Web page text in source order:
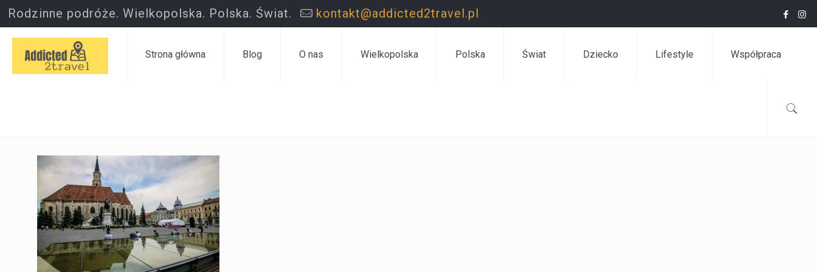
Rodzinne podróże. Wielkopolska. Polska. Świat. kontakt@addicted2travel.pl
Strona główna Blog O nas Wielkopolska Polska Świat Dziecko Lifestyle Współpraca